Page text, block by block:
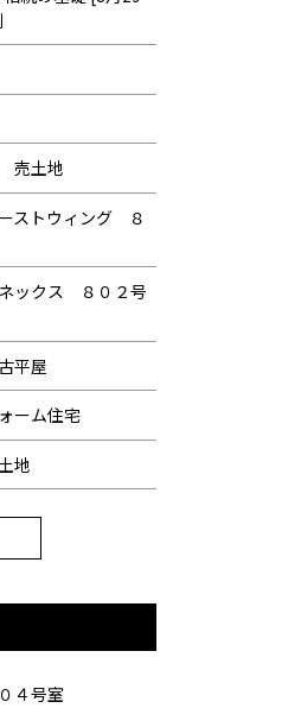
売土地
ストウィング ８
ックス ８０２号
平屋
ーム住宅
地
４号室